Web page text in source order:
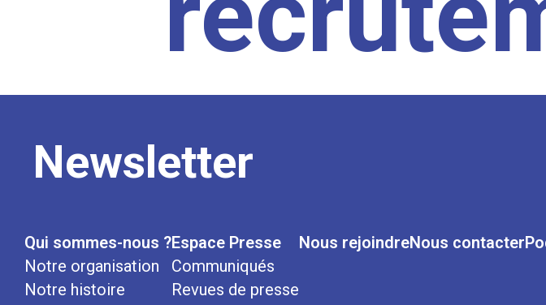
Newsletter
Qui sommes-nous ?
Notre organisation
Notre histoire
Espace Presse
Communiqués
Revues de presse
Nous rejoindreNous contacter